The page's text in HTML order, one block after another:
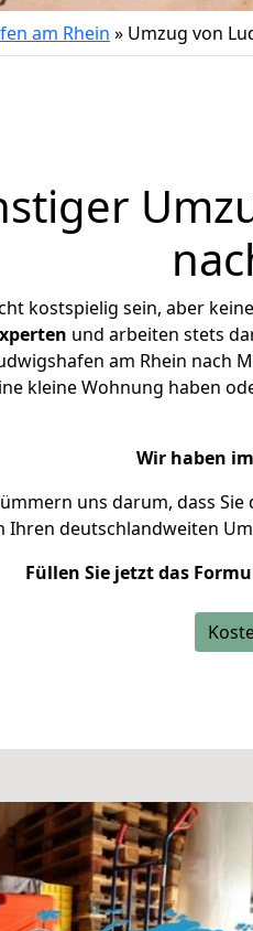
am Rhein » Umzug von
kostspielig sein, aber
und arbeiten stets
am Rhein nach
kleine Wohnung haben
Wir haben
uns darum, dass
Ihren deutschlandweiten
Füllen Sie jetzt das